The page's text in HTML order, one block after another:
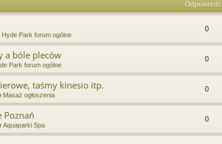
Hyde Park forum ogólne
0
a bóle pleców
Park forum ogólne
0
taśmy kinesio itp.
Masaż ogłoszenia
0
Poznań
Aquaparki Spa
0